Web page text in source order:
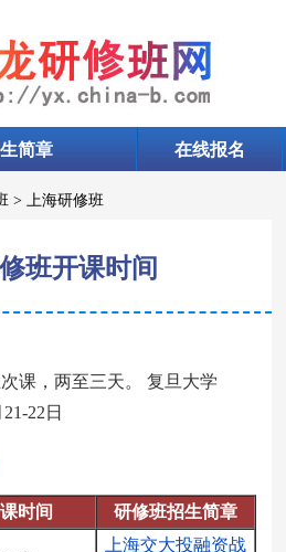
简章 在线报名
>上海研修班
班开课时间
课，两至三天。
复旦大学
22日
时间
研修班招生简章
上海交大投融资战